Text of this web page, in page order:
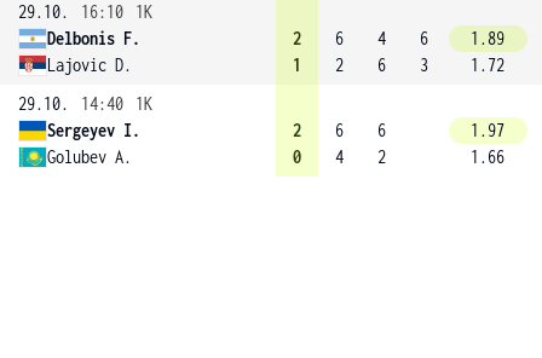
29.10.
16:10
1K
Delbonis F.
Lajovic D.
2
1
6
2
4
6
6
3
1.89
1.72
29.10.
14:40
1K
Sergeyev I.
Golubev A.
2
0
6
4
6
2
1.97
1.66